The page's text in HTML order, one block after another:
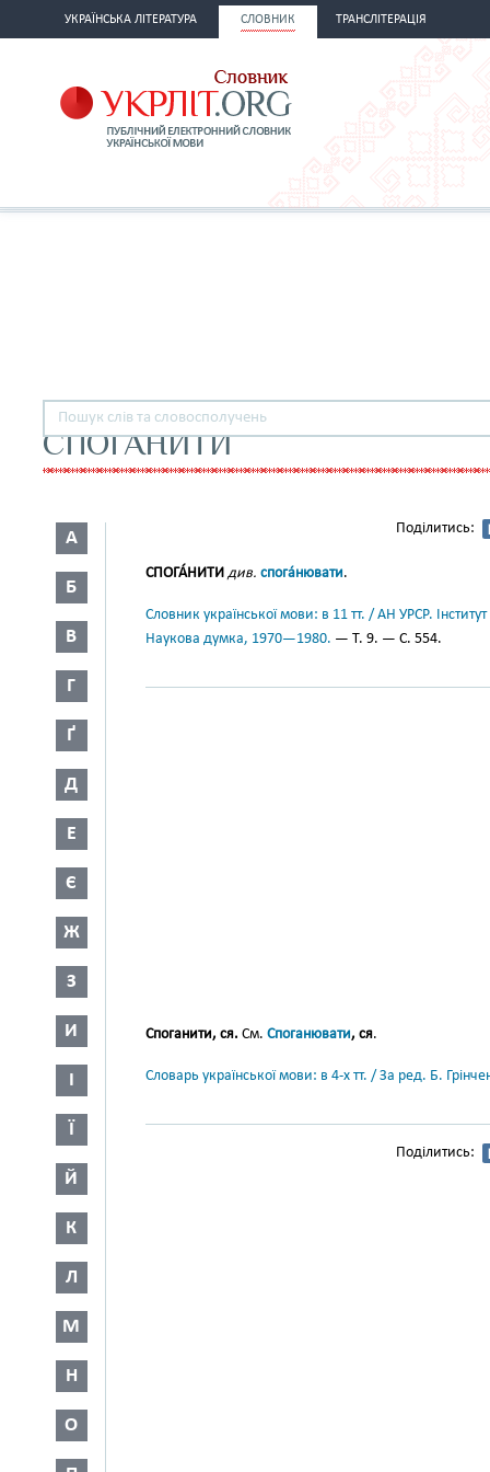
УКРАЇНСЬКА ЛІТЕРАТУРА СЛОВНИК ТРАНСЛІТЕРАЦІЯ
СПОГАНИТИ
А
Б
В
Г
Ґ
Д
Е
Є
Ж
З
И
І
Ї
Й
К
Л
М
Н
О
Поділитись:
СПОГА́НИТИ див. спога́нювати.
Словник української мови: в 11 тт. / АН УРСР.
Наукова думка, 1970—1980. — Т. 9. — С. 554.
Споганити, ся. См. Споганювати, ся.
Словарь української мови: в 4-х тт. / За ред. Б.
Поділитись: